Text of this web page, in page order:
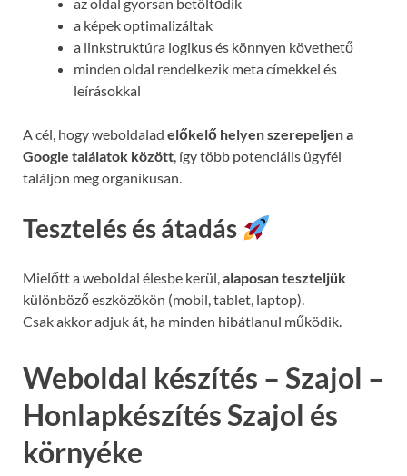
a képek optimalizáltak
a linkstruktúra logikus és könnyen követhető
minden oldal rendelkezik meta címekkel és
leírásokkal
A cél, hogy weboldalad előkelő helyen szerepeljen a
Google találatok között, így több potenciális ügyfél
találjon meg organikusan.
Tesztelés és átadás
Mielőtt a weboldal élesbe kerül,alaposan teszteljük
különböző eszközökön (mobil, tablet, laptop).
Csak akkor adjuk át, ha minden hibátlanul működik.
Weboldal készítés – Szajol –
Honlapkészítés Szajol és
környéke